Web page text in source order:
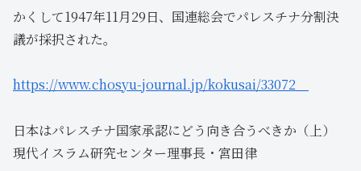
かくして1947年11月29日、国連総会でパレスチナ分割決
議が採択された。
https://www.chosyu-journal.jp/kokusai/33072
日本はパレスチナ国家承認にどう向き合うべきか（上）
現代イスラム研究センター理事長・宮田律